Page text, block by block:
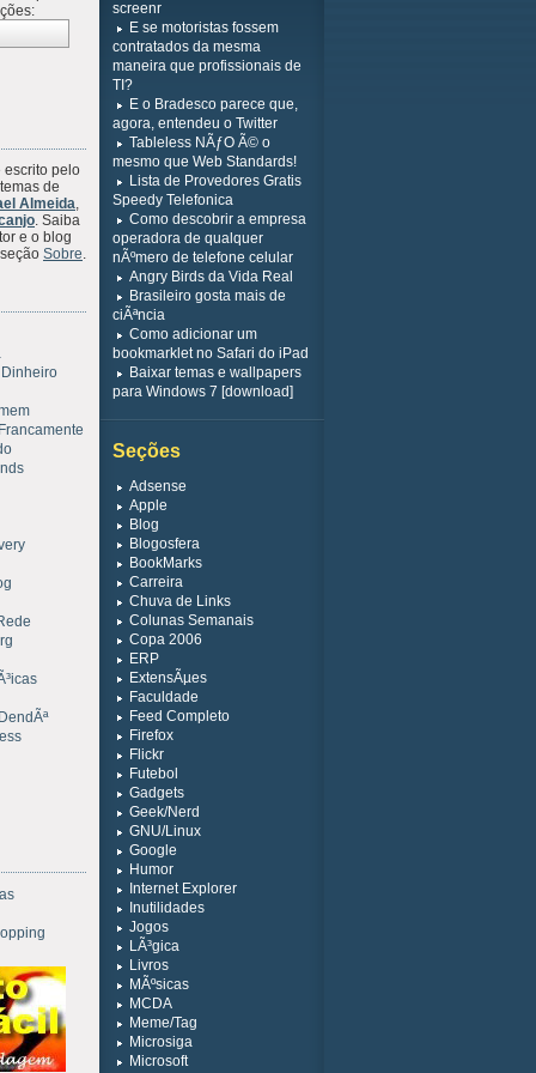
screenr
E se motoristas fossem
contratados da mesma
maneira que profissionais de
TI?
E o Bradesco parece que,
agora, entendeu o Twitter
Tableless NÃƒO Ã© o
mesmo que Web Standards!
Lista de Provedores Gratis
Speedy Telefonica
Como descobrir a empresa
operadora de qualquer
nÃºmero de telefone celular
Angry Birds da Vida Real
Brasileiro gosta mais de
ciÃªncia
Como adicionar um
bookmarklet no Safari do iPad
Baixar temas e wallpapers
para Windows 7 [download]
Seções
Adsense
Apple
Blog
Blogosfera
BookMarks
Carreira
Chuva de Links
Colunas Semanais
Copa 2006
ERP
ExtensÃµes
Faculdade
Feed Completo
Firefox
Flickr
Futebol
Gadgets
Geek/Nerd
GNU/Linux
Google
Humor
Internet Explorer
Inutilidades
Jogos
LÃ³gica
Livros
MÃºsicas
MCDA
Meme/Tag
Microsiga
Microsoft
pelo
de
Almeida,
. Saiba
e o blog
Sobre.